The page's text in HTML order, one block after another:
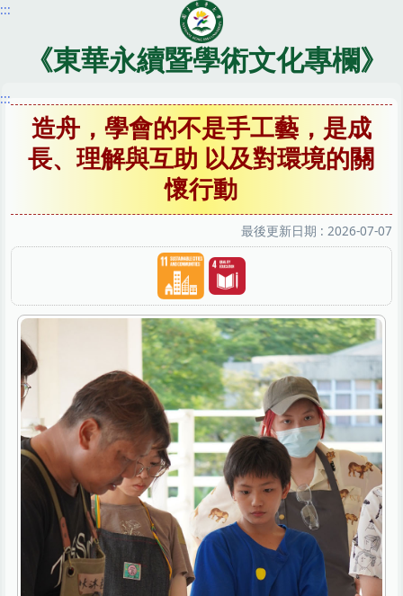
跳
內
:::
《東華永續暨學術文化專欄》
:::
造舟，學會的不是手工藝，是成
長、理解與互助 以及對環境的關
懷行動
最後更新日期 : 2026-07-07